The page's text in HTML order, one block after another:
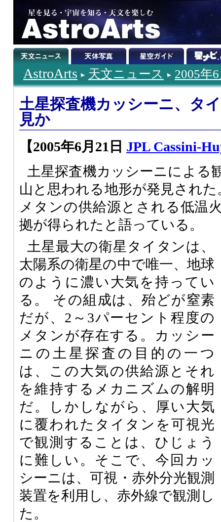
AstroArts 天文ニュース 2005年
土星探査機カッシーニ、タ
見か
【2005年6月21日 JPL Cassini-
土星探査機カッシーニによる
山と思われる地形が発見された
メタンの供給源とされる低温
拠が得られたと語っている。
土星最大の衛星タイタンは、
太陽系の衛星の中で唯一、地球
のように濃い大気を持ってい
る。 その組成は、殆どが窒素
だが、2～3パーセント程度の
メタンが存在する。カッシー
ニの土星探査の目的の一つ
は、この大気の供給源とそれ
を維持するメカニズムの解明
だ。しかしながら、厚い大気
に覆われたタイタンを可視光
で観測することは、ひじょう
に難しい。そこで、今回カッ
シーニは、可視・赤外分光観測
装置を利用し、赤外線で観測し
た。